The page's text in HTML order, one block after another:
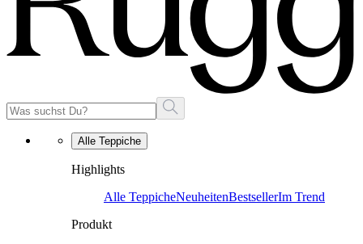
Alle Teppiche
Highlights
Alle TeppicheNeuheitenBestsellerIm Trend
Produkt